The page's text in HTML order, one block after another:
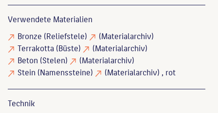
Verwendete Materialien
Bronze (Reliefstele)
(Materialarchiv)
Terrakotta(Büste)
(Materialarchiv)
Beton (Stelen)
(Materialarchiv)
Stein (Namenssteine) (Materialarchiv) , rot
Technik